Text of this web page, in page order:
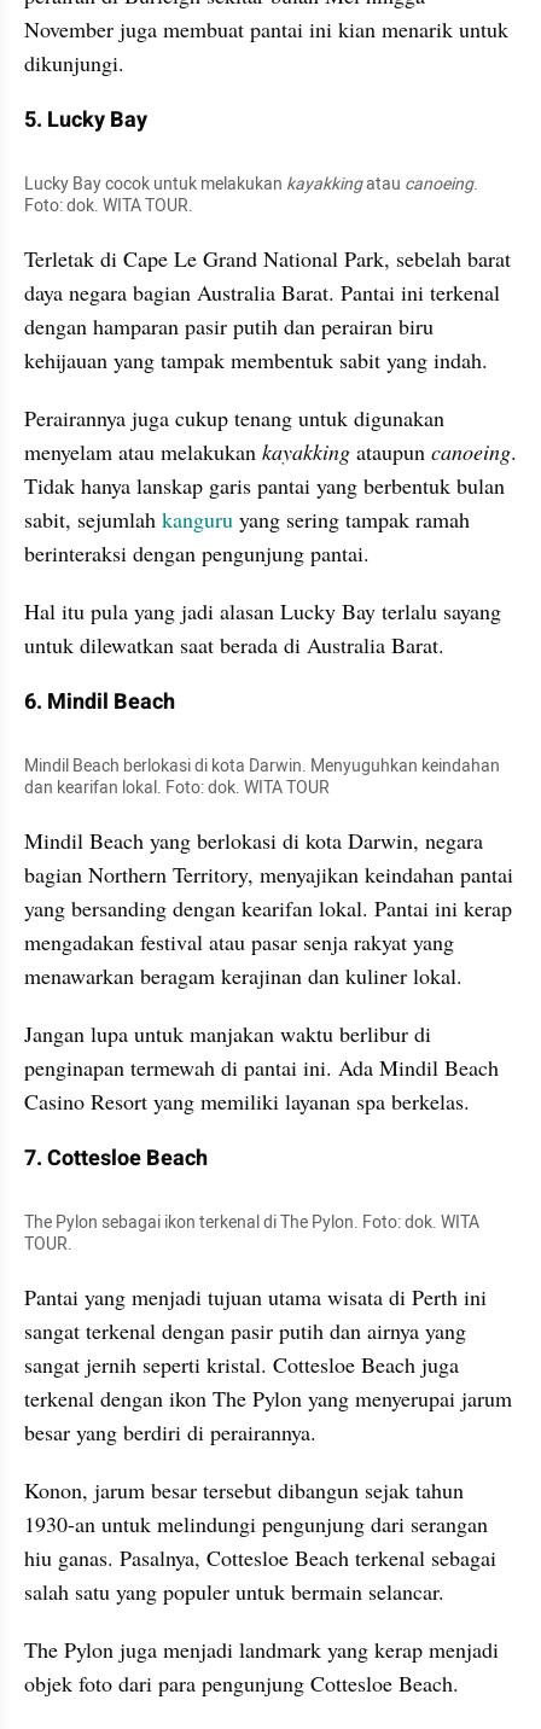
November juga membuat pantai ini kian menarik untuk
dikunjungi.
5. Lucky Bay
Lucky Bay cocok untuk melakukan kayakking atau canoeing.
Foto: dok. WITA TOUR.
Terletak di Cape Le Grand National Park, sebelah barat
daya negara bagian Australia Barat. Pantai ini terkenal
dengan hamparan pasir putih dan perairan biru
kehijauan yang tampak membentuk sabit yang indah.
Perairannya juga cukup tenang untuk digunakan
menyelam atau melakukan kayakking ataupun canoeing.
Tidak hanya lanskap garis pantai yang berbentuk bulan
sabit, sejumlah kanguru yang sering tampak ramah
berinteraksi dengan pengunjung pantai.
Hal itu pula yang jadi alasan Lucky Bay terlalu sayang
untuk dilewatkan saat berada di Australia Barat.
6. Mindil Beach
Mindil Beach berlokasi di kota Darwin. Menyuguhkan keindahan
dan kearifan lokal. Foto: dok. WITA TOUR
Mindil Beach yang berlokasi di kota Darwin, negara
bagian Northern Territory, menyajikan keindahan pantai
yang bersanding dengan kearifan lokal. Pantai ini kerap
mengadakan festival atau pasar senja rakyat yang
menawarkan beragam kerajinan dan kuliner lokal.
Jangan lupa untuk manjakan waktu berlibur di
penginapan termewah di pantai ini. Ada Mindil Beach
Casino Resort yang memiliki layanan spa berkelas.
7. Cottesloe Beach
The Pylon sebagai ikon terkenal di The Pylon. Foto: dok. WITA
TOUR.
Pantai yang menjadi tujuan utama wisata di Perth ini
sangat terkenal dengan pasir putih dan airnya yang
sangat jernih seperti kristal. Cottesloe Beach juga
terkenal dengan ikon The Pylon yang menyerupai jarum
besar yang berdiri di perairannya.
Konon, jarum besar tersebut dibangun sejak tahun
1930-an untuk melindungi pengunjung dari serangan
hiu ganas. Pasalnya, Cottesloe Beach terkenal sebagai
salah satu yang populer untuk bermain selancar.
The Pylon juga menjadi landmark yang kerap menjadi
objek foto dari para pengunjung Cottesloe Beach.